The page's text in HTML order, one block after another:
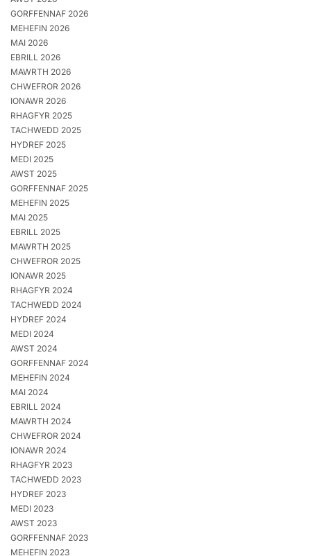
GORFFENNAF 2026
MEHEFIN 2026
MAI 2026
EBRILL 2026
MAWRTH 2026
CHWEFROR 2026
IONAWR 2026
RHAGFYR 2025
TACHWEDD 2025
HYDREF 2025
MEDI 2025
AWST 2025
GORFFENNAF 2025
MEHEFIN 2025
MAI 2025
EBRILL 2025
MAWRTH 2025
CHWEFROR 2025
IONAWR 2025
RHAGFYR 2024
TACHWEDD 2024
HYDREF 2024
MEDI 2024
AWST 2024
GORFFENNAF 2024
MEHEFIN 2024
MAI 2024
EBRILL 2024
MAWRTH 2024
CHWEFROR 2024
IONAWR 2024
RHAGFYR 2023
TACHWEDD 2023
HYDREF 2023
MEDI 2023
AWST 2023
GORFFENNAF 2023
MEHEFIN 2023